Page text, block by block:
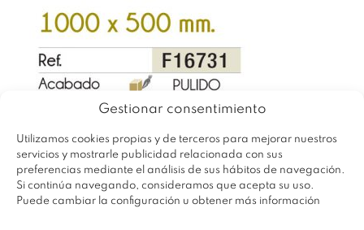
Gestionar consentimiento
Utilizamos cookies propias y de terceros para mejorar nuestros
servicios y mostrarle publicidad relacionada con sus
preferencias mediante el análisis de sus hábitos de navegación.
Si continúa navegando, consideramos que acepta su uso.
Puede cambiar la configuración u obtener más información